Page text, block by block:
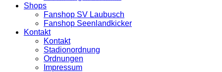
Shops
Fanshop SV Laubusch
Fanshop Seenlandkicker
Kontakt
Kontakt
Stadionordnung
Ordnungen
Impressum